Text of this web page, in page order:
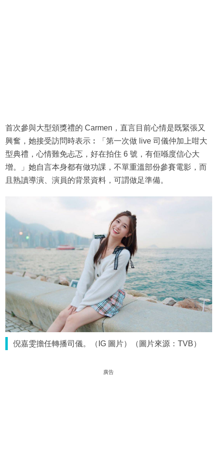
首次參與大型頒獎禮的 Carmen，直言目前心情是既緊張又
興奮，她接受訪問時表示︰「第一次做 live 司儀仲加上咁大
型典禮，心情難免忐忑，好在拍住 6 號，有佢喺度信心大
增。」她自言本身都有做功課，不單重溫部份參賽電影，而
且熟讀導演、演員的背景資料，可謂做足準備。
倪嘉雯擔任轉播司儀。（IG 圖片）（圖片來源：TVB）
廣告